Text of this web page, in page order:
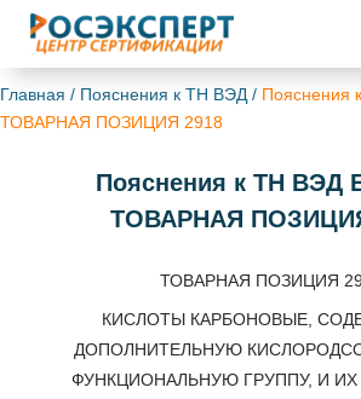
Главная / Пояснения к ТН ВЭД /
ТОВАРНАЯ ПОЗИЦИЯ 2918
Пояснения к ТН ВЭД
ТОВАРНАЯ
ТОВАРНАЯ ПОЗИЦИЯ
КИСЛОТЫ КАРБОНОВЫЕ,
ДОПОЛНИТЕЛЬНУЮ
ФУНКЦИОНАЛЬНУЮ ГРУППУ, И ИХ